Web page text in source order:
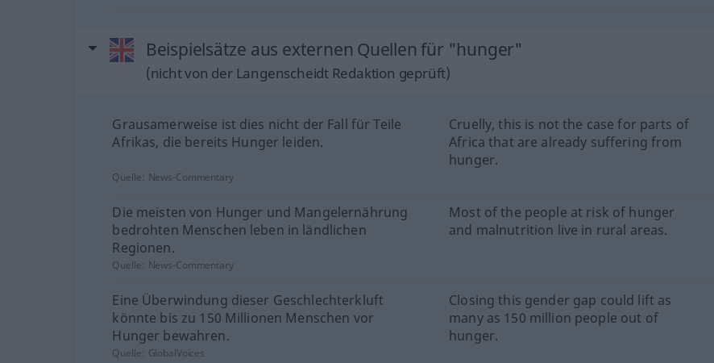
Beispielsätze aus externen Quellen für "hunger"
(nicht von der Langenscheidt Redaktion geprüft)
Grausamerweise ist dies nicht der Fall für Teile
Afrikas, die bereits Hunger leiden.
Cruelly, this is not the case for parts of
Africa that are already suffering from
hunger.
Quelle: News-Commentary
Die meisten von Hunger und Mangelernährung
bedrohten Menschen leben in ländlichen
Regionen.
Most of the people at risk of hunger
and malnutrition live in rural areas.
Quelle: News-Commentary
Eine Überwindung dieser Geschlechterkluft
könnte bis zu 150 Millionen Menschen vor
Hunger bewahren.
Closing this gender gap could lift as
many as 150 million people out of
hunger.
Quelle: GlobalVoices